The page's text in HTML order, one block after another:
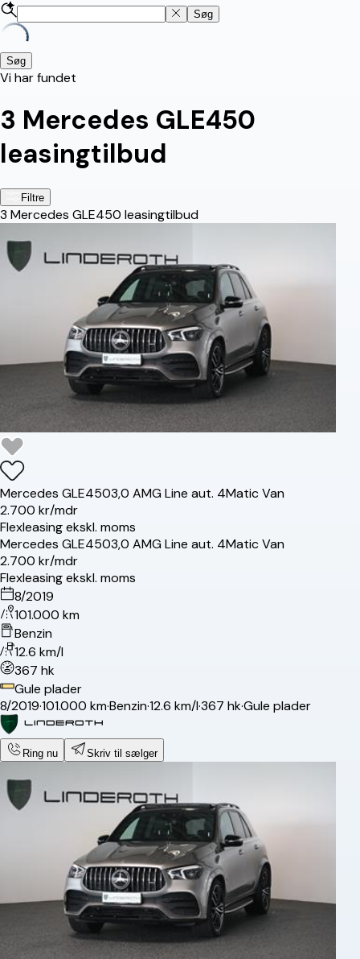
Søg
Søg
Vi har fundet
3 Mercedes GLE450
leasingtilbud
Filtre
3 Mercedes GLE450 leasingtilbud
Mercedes GLE4503,0 AMG Line aut. 4Matic Van
2.700 kr/mdr
Flexleasing ekskl. moms
Mercedes GLE4503,0 AMG Line aut. 4Matic Van
2.700 kr/mdr
Flexleasing ekskl. moms
8/2019
101.000 km
Benzin
12.6 km/l
367 hk
Gule plader
8/2019·101.000 km·Benzin·12.6 km/l·367 hk·Gule plader
Ring nu Skriv til sælger